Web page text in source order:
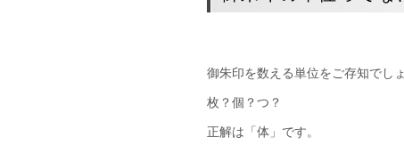
御朱印を数える単位をご存知でし
枚？個？つ？
正解は「体」です。